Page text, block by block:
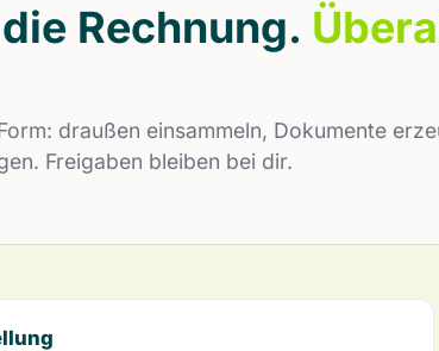
Rechnung.
draußen einsammeln, Dokumente
Freigaben bleiben bei dir.